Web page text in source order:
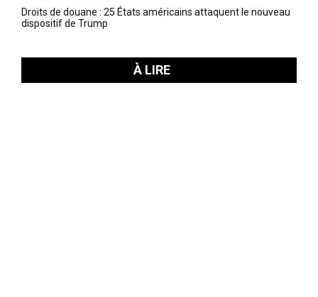
Droits de douane : 25 États américains attaquent le nouveau
dispositif de Trump
À LIRE